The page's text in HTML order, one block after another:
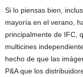
Si lo piensas bien,
mayoría en el verano,
principalmente de IFC,
multicines
hecho de que las
P&A que los